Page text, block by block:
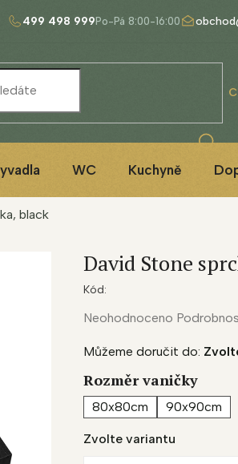
499 498 999
WC Kuchyně
black
Zvolte variantu
Můžeme doručit do:
Rozměr vaničky
80x80cm 90x90cm
David Stone
Kód:
Průměrné
produktu
0,0
5
hvězdiček.
Neohodnoceno